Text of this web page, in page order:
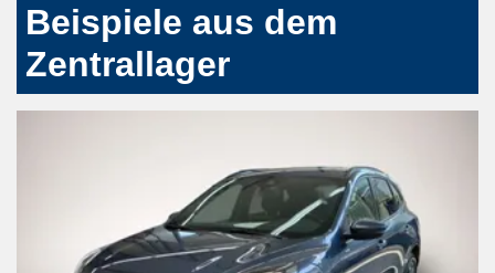
Beispiele aus dem
Zentrallager